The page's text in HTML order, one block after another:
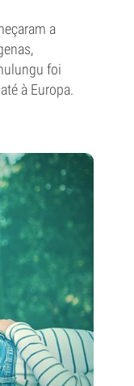
a
foi
à Europa.